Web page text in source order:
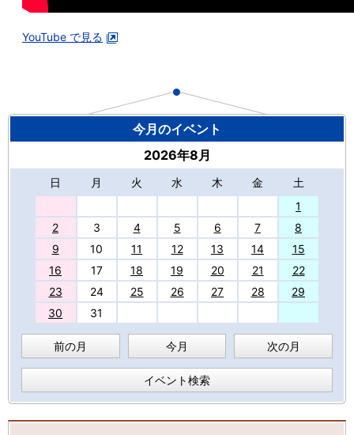
YouTube で見る
今月のイベント
2026年8月
日 月 火 水 木 金
土
1
2
3 4 5 6 7
8
9
10 11 12 13 14
15
16
17 18 19 20 21
22
23
24 25 26 27 28
29
30
31
前の月 今月 次の月
イベント検索